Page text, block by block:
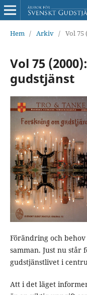
Hem / Arkiv / Vol 75
Vol 75
gudstjänst
Förändring och
samman. Just nu
gudstjänstlivet i
Att i det läget